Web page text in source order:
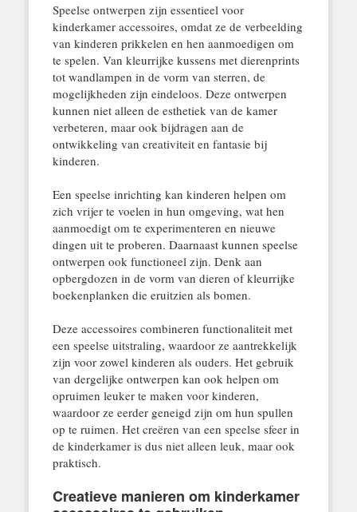
Speelse ontwerpen zijn essentieel voor
kinderkamer accessoires, omdat ze de verbeelding
van kinderen prikkelen en hen aanmoedigen om
te spelen. Van kleurrijke kussens met dierenprints
tot wandlampen in de vorm van sterren, de
mogelijkheden zijn eindeloos. Deze ontwerpen
kunnen niet alleen de esthetiek van de kamer
verbeteren, maar ook bijdragen aan de
ontwikkeling van creativiteit en fantasie bij
kinderen.
Een speelse inrichting kan kinderen helpen om
zich vrijer te voelen in hun omgeving, wat hen
aanmoedigt om te experimenteren en nieuwe
dingen uit te proberen. Daarnaast kunnen speelse
ontwerpen ook functioneel zijn. Denk aan
opbergdozen in de vorm van dieren of kleurrijke
boekenplanken die eruitzien als bomen.
Deze accessoires combineren functionaliteit met
een speelse uitstraling, waardoor ze aantrekkelijk
zijn voor zowel kinderen als ouders. Het gebruik
van dergelijke ontwerpen kan ook helpen om
opruimen leuker te maken voor kinderen,
waardoor ze eerder geneigd zijn om hun spullen
op te ruimen. Het creëren van een speelse sfeer in
de kinderkamer is dus niet alleen leuk, maar ook
praktisch.
Creatieve manieren om kinderkamer